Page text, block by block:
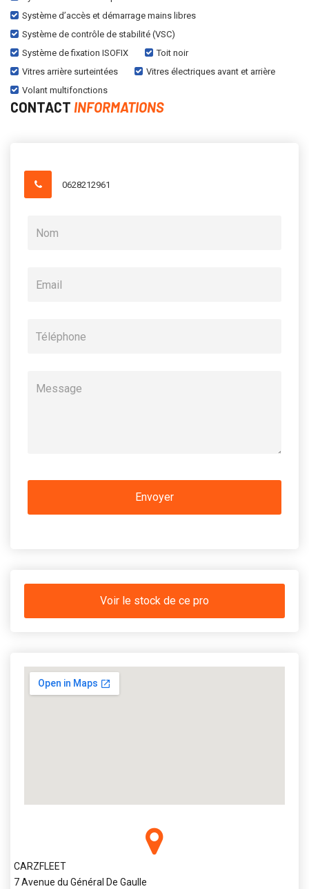
Système d’accès et démarrage mains libres
Système de contrôle de stabilité (VSC)
Système de fixation ISOFIX
Toit noir
Vitres arrière surteintées
Vitres électriques avant et arrière
Volant multifonctions
CONTACT INFORMATIONS
0628212961
Voir le stock de ce pro
CARZFLEET
7 Avenue du Général De Gaulle